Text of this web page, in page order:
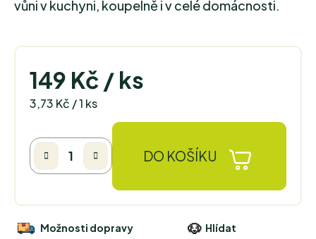
vůni v kuchyni, koupelně i v celé domácnosti.
149 Kč / ks
Měrná cena:
3,73 Kč / 1 ks
DO KOŠÍKU
Hlídat
Možnosti dopravy